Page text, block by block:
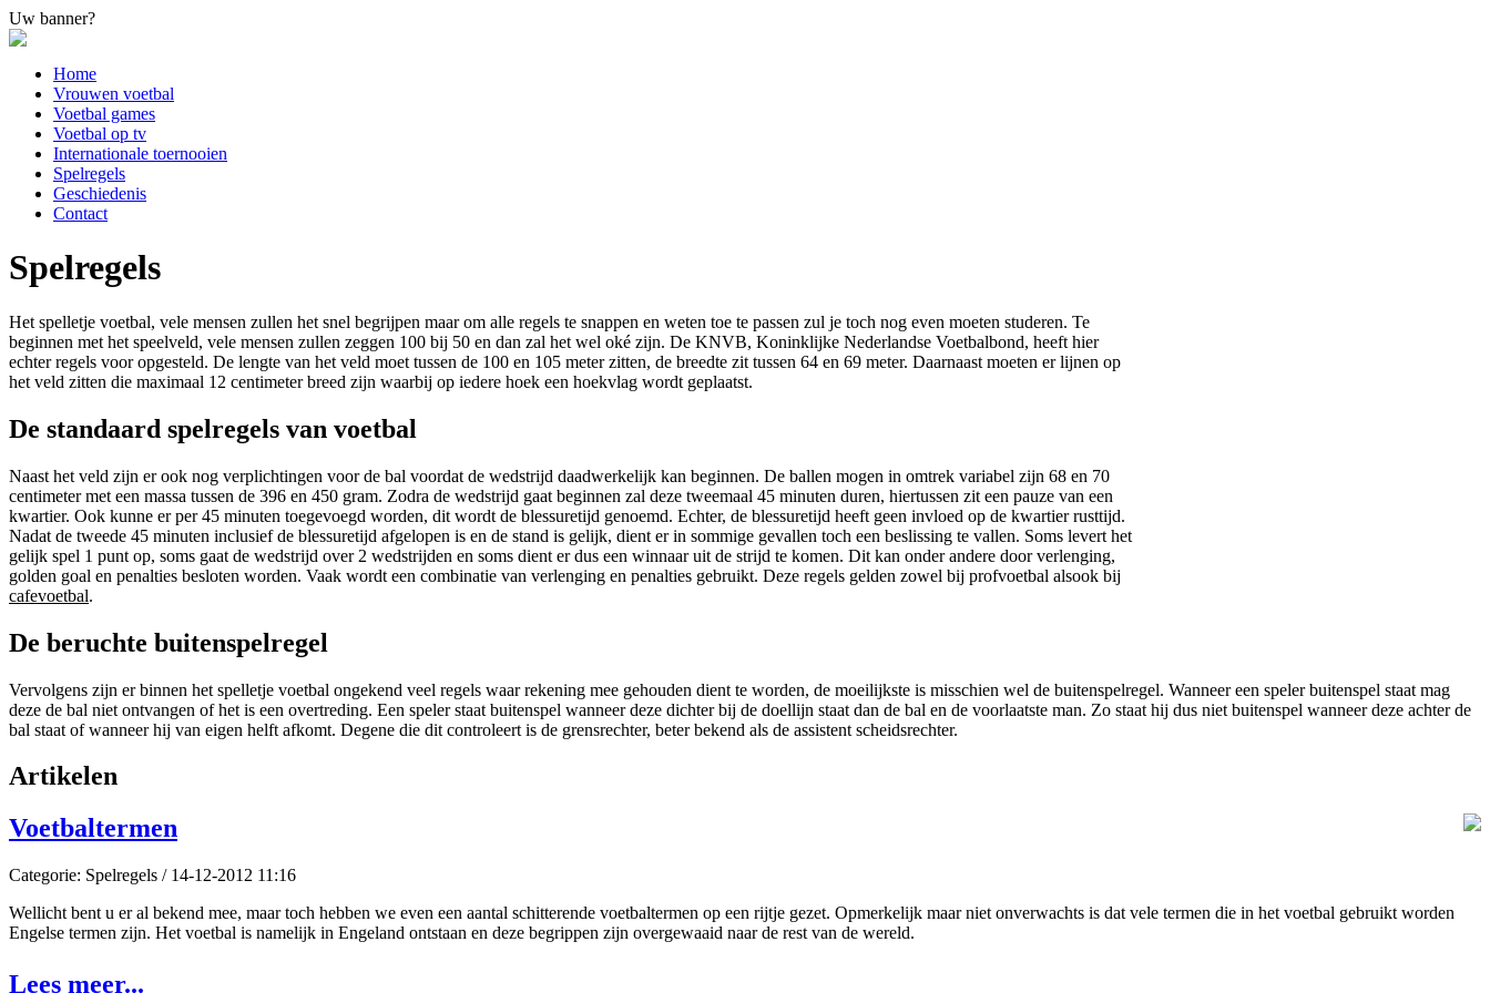
Uw banner?
Home
Vrouwen voetbal
Voetbal games
Voetbal op tv
Internationale toernooien
Spelregels
Geschiedenis
Contact
Spelregels
Het spelletje voetbal, vele mensen zullen het snel begrijpen maar om alle regels te snappen en weten toe te passen zul je toch nog even moeten studeren. Te
beginnen met het speelveld, vele mensen zullen zeggen 100 bij 50 en dan zal het wel oké zijn. De KNVB, Koninklijke Nederlandse Voetbalbond, heeft hier
echter regels voor opgesteld. De lengte van het veld moet tussen de 100 en 105 meter zitten, de breedte zit tussen 64 en 69 meter. Daarnaast moeten er lijnen op
het veld zitten die maximaal 12 centimeter breed zijn waarbij op iedere hoek een hoekvlag wordt geplaatst.
De standaard spelregels van voetbal
Naast het veld zijn er ook nog verplichtingen voor de bal voordat de wedstrijd daadwerkelijk kan beginnen. De ballen mogen in omtrek variabel zijn 68 en 70
centimeter met een massa tussen de 396 en 450 gram. Zodra de wedstrijd gaat beginnen zal deze tweemaal 45 minuten duren, hiertussen zit een pauze van een
kwartier. Ook kunne er per 45 minuten toegevoegd worden, dit wordt de blessuretijd genoemd. Echter, de blessuretijd heeft geen invloed op de kwartier rusttijd.
Nadat de tweede 45 minuten inclusief de blessuretijd afgelopen is en de stand is gelijk, dient er in sommige gevallen toch een beslissing te vallen. Soms levert het
gelijk spel 1 punt op, soms gaat de wedstrijd over 2 wedstrijden en soms dient er dus een winnaar uit de strijd te komen. Dit kan onder andere door verlenging,
golden goal en penalties besloten worden. Vaak wordt een combinatie van verlenging en penalties gebruikt. Deze regels gelden zowel bij profvoetbal alsook bij
cafevoetbal.
De beruchte buitenspelregel
Vervolgens zijn er binnen het spelletje voetbal ongekend veel regels waar rekening mee gehouden dient te worden, de moeilijkste is misschien wel de buitenspelregel. Wanneer een speler buitenspel staat mag
deze de bal niet ontvangen of het is een overtreding. Een speler staat buitenspel wanneer deze dichter bij de doellijn staat dan de bal en de voorlaatste man. Zo staat hij dus niet buitenspel wanneer deze achter de
bal staat of wanneer hij van eigen helft afkomt. Degene die dit controleert is de grensrechter, beter bekend als de assistent scheidsrechter.
Artikelen
Voetbaltermen
Categorie: Spelregels / 14-12-2012 11:16
Wellicht bent u er al bekend mee, maar toch hebben we even een aantal schitterende voetbaltermen op een rijtje gezet. Opmerkelijk maar niet onverwachts is dat vele termen die in het voetbal gebruikt worden
Engelse termen zijn. Het voetbal is namelijk in Engeland ontstaan en deze begrippen zijn overgewaaid naar de rest van de wereld.
Lees meer...